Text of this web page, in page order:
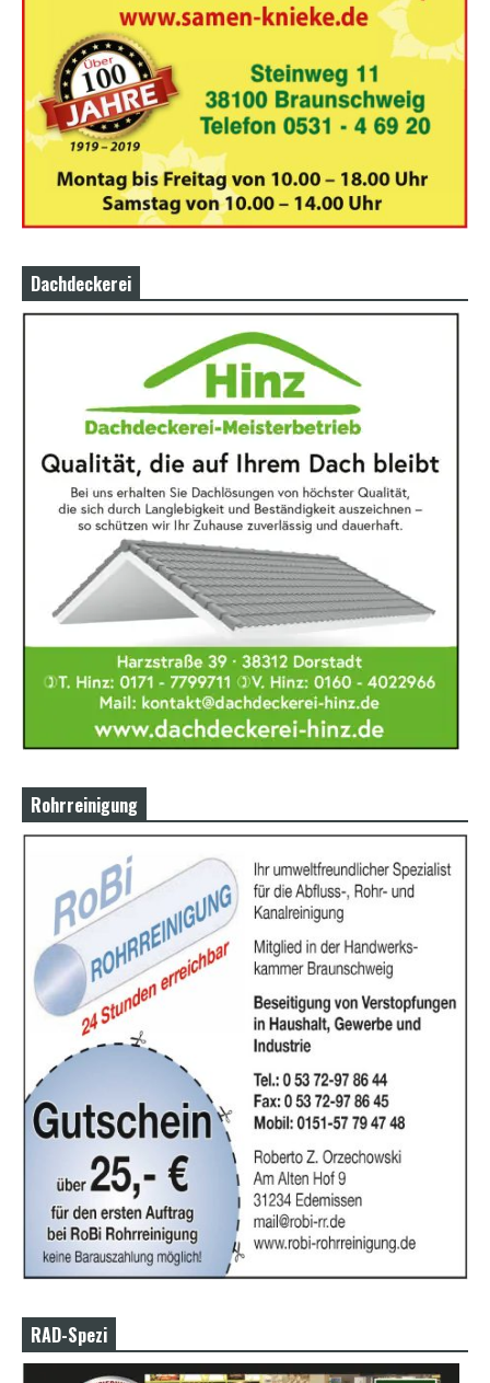
Dachdeckerei
Rohrreinigung
RAD-Spezi